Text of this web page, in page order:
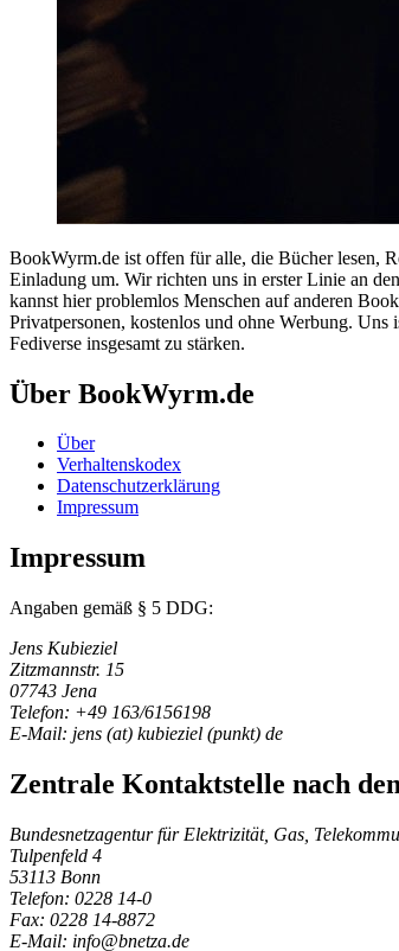
BookWyrm.de ist offen für alle, die Bücher lesen,
Einladung um. Wir richten uns in erster Linie an
kannst hier problemlos Menschen auf anderen
Privatpersonen, kostenlos und ohne Werbung.
Fediverse insgesamt zu stärken.
Über BookWyrm.de
Über
Verhaltenskodex
Datenschutzerklärung
Impressum
Impressum
Angaben gemäß § 5 DDG:
Jens Kubieziel
Zitzmannstr. 15
07743 Jena
Telefon: +49 163/6156198
E-Mail: jens (at) kubieziel (punkt) de
Zentrale Kontaktstelle nach
Bundesnetzagentur für Elektrizität, Gas,
Tulpenfeld 4
53113 Bonn
Telefon: 0228 14-0
Fax: 0228 14-8872
E-Mail: info@bnetza.de